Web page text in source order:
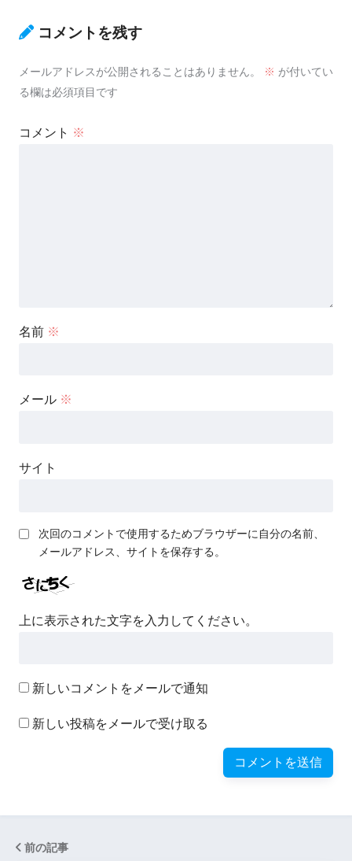
コメントを残す
メールアドレスが公開されることはありません。 ※ が付いてい
る欄は必須項目です
コメント ※
名前 ※
メール ※
サイト
次回のコメントで使用するためブラウザーに自分の名前、
メールアドレス、サイトを保存する。
上に表示された文字を入力してください。
新しいコメントをメールで通知
新しい投稿をメールで受け取る
前の記事